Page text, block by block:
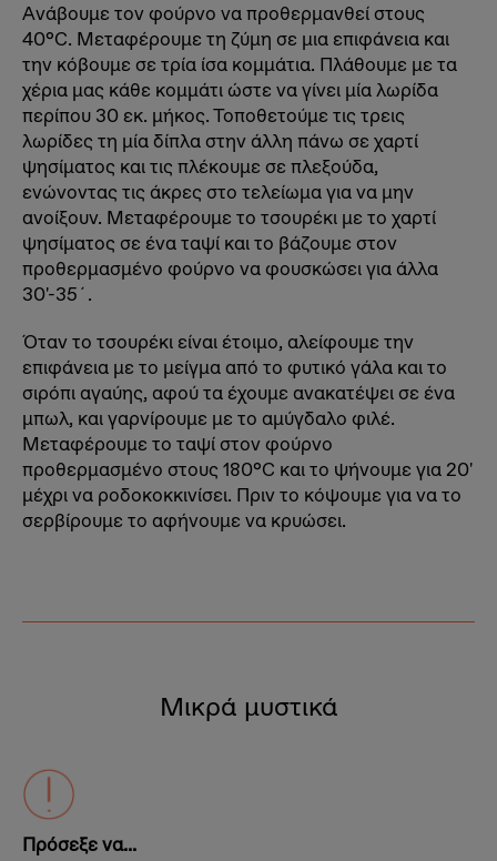
Ανάβουμε τον φούρνο να προθερμανθεί στους
40°C. Μεταφέρουμε τη ζύμη σε μια επιφάνεια και
την κόβουμε σε τρία ίσα κομμάτια. Πλάθουμε με τα
χέρια μας κάθε κομμάτι ώστε να γίνει μία λωρίδα
περίπου 30 εκ. μήκος. Τοποθετούμε τις τρεις
λωρίδες τη μία δίπλα στην άλλη πάνω σε χαρτί
ψησίματος και τις πλέκουμε σε πλεξούδα,
ενώνοντας τις άκρες στο τελείωμα για να μην
ανοίξουν. Μεταφέρουμε το τσουρέκι με το χαρτί
ψησίματος σε ένα ταψί και το βάζουμε στον
προθερμασμένο φούρνο να φουσκώσει για άλλα
30'-35΄.
Όταν το τσουρέκι είναι έτοιμο, αλείφουμε την
επιφάνεια με το μείγμα από το φυτικό γάλα και το
σιρόπι αγαύης, αφού τα έχουμε ανακατέψει σε ένα
μπωλ, και γαρνίρουμε με το αμύγδαλο φιλέ.
Μεταφέρουμε το ταψί στον φούρνο
προθερμασμένο στους 180°C και το ψήνουμε για 20'
μέχρι να ροδοκοκκινίσει. Πριν το κόψουμε για να το
σερβίρουμε το αφήνουμε να κρυώσει.
Μικρά μυστικά
Πρόσεξε να...